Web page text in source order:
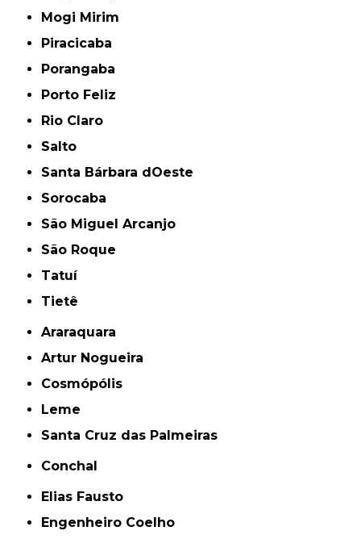
Mogi Mirim
Piracicaba
Porangaba
Porto Feliz
Rio Claro
Salto
Santa Bárbara dOeste
Sorocaba
São Miguel Arcanjo
São Roque
Tatuí
Tietê
Araraquara
Artur Nogueira
Cosmópólis
Leme
Santa Cruz das Palmeiras
Conchal
Elias Fausto
Engenheiro Coelho